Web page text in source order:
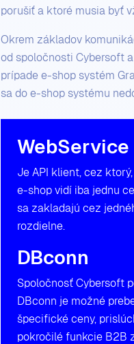
porušiť a ktoré musia byť
Okrem základov
od spoločnosti Cybersoft
prípade e-shop systém
sa do e-shop systému
WebService
Je API klient, cez
e-shop vidí iba jednu
sa zakladajú cez
rozdielne.
DBconn
Spoločnosť Cybersoft
DBconn je možné
špecifické ceny,
pokročilé funkcie B2B